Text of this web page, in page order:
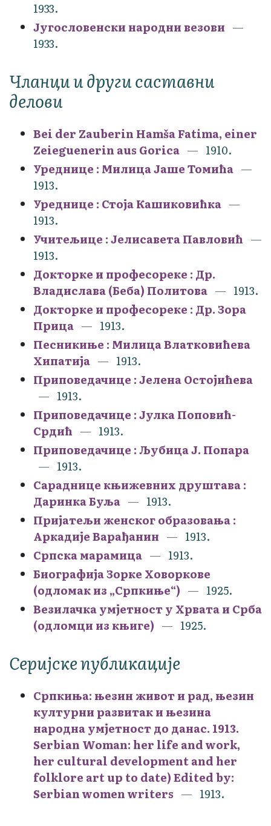
1933.
Југословенски народни везови
1933.
Чланци и други саставни
делови
Bei der Zauberin Hamša Fatima, einer
Zeieguenerin aus Gorica
1910.
Уреднице : Милица Јаше Томића
1913.
Уреднице : Стоја Кашиковићка
1913.
Учитељице : Јелисавета Павловић
1913.
Докторке и професореке : Др.
Владислава (Беба) Политова
1913.
Докторке и професореке : Др. Зора
Прица
1913.
Песникиње : Милица Влатковићева
Хипатија
1913.
Приповедачице : Јелена Остојићева
1913.
Приповедачице : Јулка Поповић-
Срдић
1913.
Приповедачице : Љубица Ј. Попара
1913.
Сараднице књижевних друштава :
Даринка Буља
1913.
Пријатељи женског образовања :
Аркадије Варађанин
1913.
Српска марамица
1913.
Биографија Зорке Ховоркове
(одломак из „Српкиње“)
1925.
Везилачка умјетност у Хрвата и Срба
(одломци из књиге)
1925.
Серијске публикације
Српкиња: њезин живот и рад, њезин
културни развитак и њезина
народна умјетност до данас. 1913.
Serbian Woman: her life and work,
her cultural development and her
folklore art up to date) Edited by:
Serbian women writers
1913.